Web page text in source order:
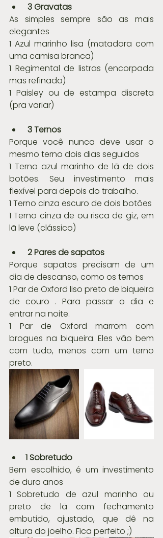
3 Gravatas
As simples sempre são as mais
elegantes
1 Azul marinho lisa (matadora com
uma camisa branca)
1 Regimental de listras (encorpada
mas refinada)
1 Paisley ou de estampa discreta
(pra variar)
3 Ternos
Porque você nunca deve usar o
mesmo terno dois dias seguidos
1 Terno azul marinho de lã de dois
botões. Seu investimento mais
flexível para depois do trabalho.
1 Terno cinza escuro de dois botões
1 Terno cinza de ou risca de giz, em
lã leve (clássico)
2 Pares de sapatos
Porque sapatos precisam de um
dia de descanso, como os ternos
1 Par de Oxford liso preto de biqueira
de couro . Para passar o dia e
entrar na noite.
1 Par de Oxford marrom com
brogues na biqueira. Eles vão bem
com tudo, menos com um terno
preto.
1 Sobretudo
Bem escolhido, é um investimento
de dura anos
1 Sobretudo de azul marinho ou
preto de lã com fechamento
embutido, ajustado, que dê na
altura do joelho. Fica perfeito ;)